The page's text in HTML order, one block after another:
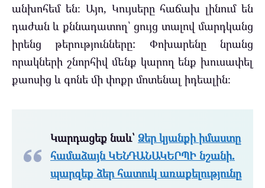
անխոհեմ են։ Այո, Կույսերը հաճախ լինում են
դաժան և քննադատող՝ ցույց տալով մարդկանց
իրենց թերությունները: Փոխարենը նրանց
որակների շնորհիվ մենք կարող ենք խուսափել
քաոսից և գոնե մի փոքր մոտենալ իդեալին։
Կարդացեք նաև՝ Ձեր կյանքի իմաստը
համաձայն ԿԵՆԴԱՆԱԿԵՐՊԻ նշանի.
պարզեք ձեր հատուկ առաքելությունը